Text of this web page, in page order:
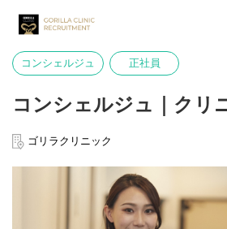
コンシェルジュ 正社員
コンシェルジュ｜クリ
ゴリラクリニック